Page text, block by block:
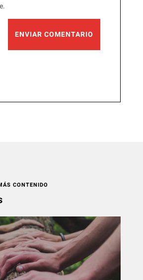
ENVIAR COMENTARIO
CONTENIDO